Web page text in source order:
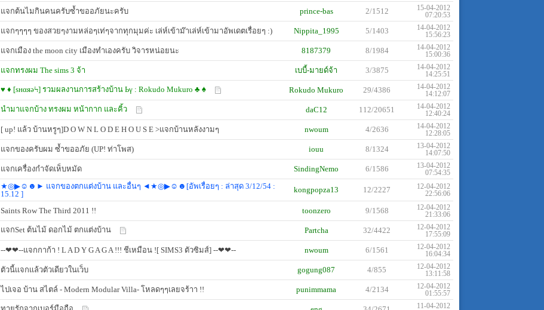
แจกต้นไมกินคนครับซ้ำขออภัยนะครับ prince-bas 2/1512
15-04-2012
07:20:53
แจกๆๆๆๆ ของสวยๆงามหล่อๆเท่ๆจากทุกมุมค่ะ เล่ห์เข้าม๊าเล่ห์เข้ามาอัพเดตเรื่อยๆ :) Nippita_1995 5/1403
14-04-2012
15:56:23
แจกเมือง the moon city เมืองทำเองครับ วิจารหน่อยนะ 8187379 8/1984
14-04-2012
15:00:36
แจกทรงผม The sims 3 จ้า เบบี้-มายด์จ้า 3/3875
14-04-2012
14:25:51
♥ ♦ [ѕнαяәϞ] รวมผลงานการสร้างบ้าน Ьγ : Rokudo Mukuro ♣ ♠ Rokudo Mukuro 29/4386
14-04-2012
14:12:07
นำมาแจกบ้าง ทรงผม หน้ากาก และคิ้ว daC12 112/20651
14-04-2012
12:40:24
[ up! แล้ว บ้านหรูๆ]D O W N L O D E H O U S E >แจกบ้านหลังงามๆ nwoum 4/2636
14-04-2012
12:28:05
แจกของครับผม ซ้ำขออภัย (UP! ท่าโพส) iouu 8/1324
13-04-2012
14:07:50
แจกเครื่องกำจัดเห็บหมัด SindingNemo 6/1586
13-04-2012
07:54:35
★◎▶☺☻► แจกของตกแต่งบ้าน และอื่นๆ ◄★◎▶☺☻[อัพเรื่อยๆ : ล่าสุด 3/12/54 :
15.12 ]
kongpopza13 12/2227
12-04-2012
22:56:06
Saints Row The Third 2011 !! toonzero 9/1568
12-04-2012
21:33:06
แจกSet ต้นไม้ ดอกไม้ ตกแต่งบ้าน Partcha 32/4422
12-04-2012
17:55:09
--❤❤--แจกกาก้า ! L A D Y G A G A !!! ชีเหมือน ![ SIMS3 ตัวซิมส์] --❤❤-- nwoum 6/1561
12-04-2012
16:04:34
ตัวนี้เเจกเเล้วตัวเดียวในเว็บ gogung087 4/855
12-04-2012
13:11:58
ไปเจอ บ้าน สไตล์ - Modern Modular Villa- โหลดๆๆเลยจร้าา !! punimmama 4/2134
12-04-2012
01:55:57
11-04-2012